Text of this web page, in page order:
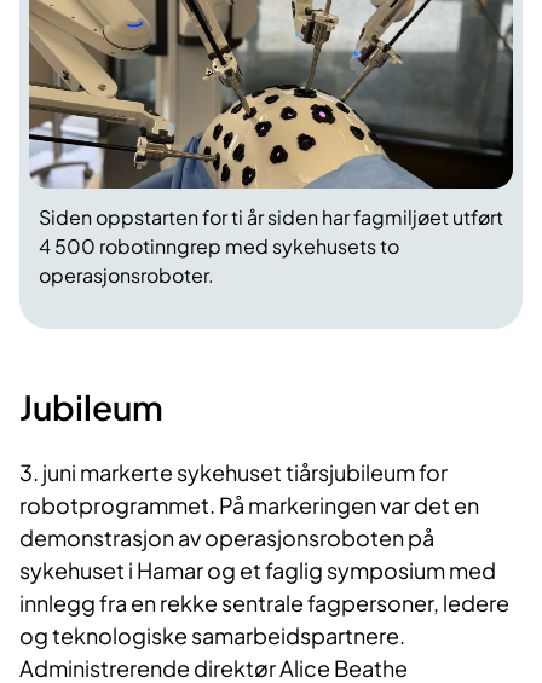
Siden oppstarten for ti år siden har fagmiljøet utført
4 500 robotinngrep med sykehusets to
operasjonsroboter.
Jubileum
3. juni markerte sykehuset tiårsjubileum for
robotprogrammet. På markeringen var det en
demonstrasjon av operasjonsroboten på
sykehuset i Hamar og et faglig symposium med
innlegg fra en rekke sentrale fagpersoner, ledere
og teknologiske samarbeidspartnere.
Administrerende direktør Alice Beathe